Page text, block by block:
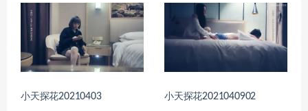
小天探花20210403 小天探花2021040902